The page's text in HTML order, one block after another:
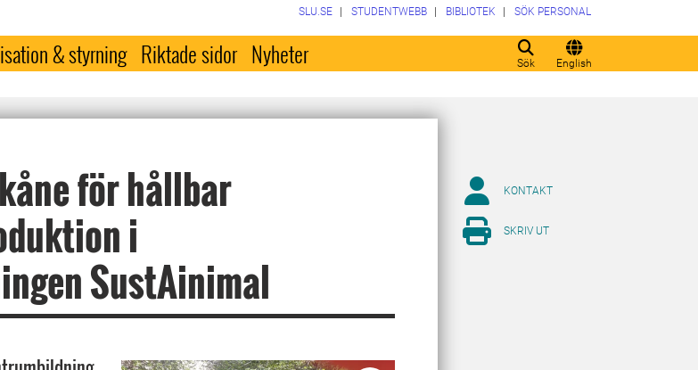
Sök English
SLU.SE STUDENTWEBB BIBLIOTEK SÖK PERSONAL
& styrning Riktade sidor Nyheter
för hållbar
i
SustAinimal
KONTAKT
SKRIV UT